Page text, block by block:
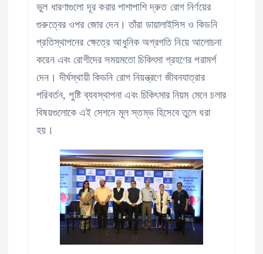
ভুল ধারণাগুলো দূর করার পাশাপাশি দ্রুত রোগ নির্ণয়ের
গুরুত্বের ওপর জোর দেন। তাঁরা ডায়ালাইসিস ও কিডনি
প্রতিস্থাপনের ক্ষেত্রে আধুনিক অগ্রগতি নিয়ে আলোচনা
করেন এবং রোগীদের সময়মতো চিকিৎসা গ্রহণের পরামর্শ
দেন। দীর্ঘস্থায়ী কিডনি রোগ নিয়ন্ত্রণে জীবনযাত্রার
পরিবর্তন, পুষ্টি ব্যবস্থাপনা এবং চিকিৎসার নিয়ম মেনে চলার
বিষয়গুলোকে এই সেশনে মূল স্তম্ভ হিসেবে তুলে ধরা
হয়।